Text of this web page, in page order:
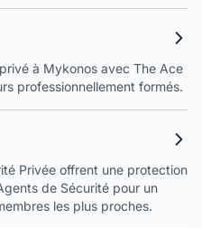
à Mykonos avec The Ace
professionnellement formés.
Privée offrent une protection
de Sécurité pour un
les plus proches.